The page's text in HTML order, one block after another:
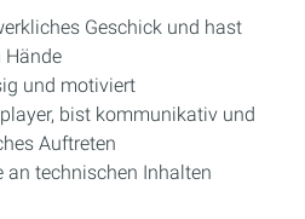
Geschick und hast
Hände
und motiviert
bist kommunikativ und
Auftreten
an technischen Inhalten